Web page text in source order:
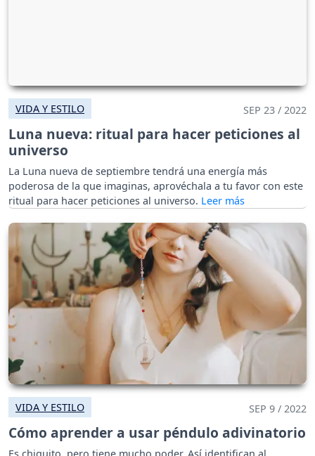
VIDA Y ESTILO SEP 23 / 2022
Luna nueva: ritual para hacer peticiones al
universo
La Luna nueva de septiembre tendrá una energía más
poderosa de la que imaginas, aprovéchala a tu favor con este
ritual para hacer peticiones al universo.
VIDA Y ESTILO SEP 9 / 2022
Cómo aprender a usar péndulo adivinatorio